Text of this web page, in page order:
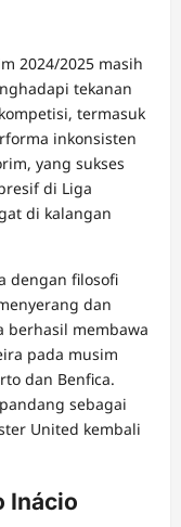
2024/2025 masih
tekanan
termasuk
inkonsisten
yang sukses
di Liga
di kalangan
dengan filosofi
dan
berhasil membawa
pada musim
dan Benfica.
sebagai
United kembali
Inácio